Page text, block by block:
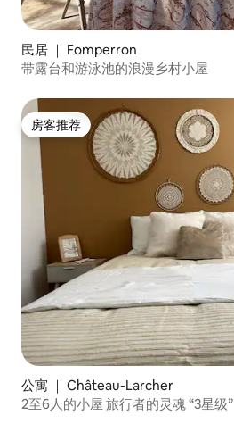
民居 ｜ Fomperron
带露台和游泳池的浪漫乡村小屋
房客推荐
房客推荐
公寓 ｜ Château-Larcher
2至6人的小屋 旅行者的灵魂 “3星级”